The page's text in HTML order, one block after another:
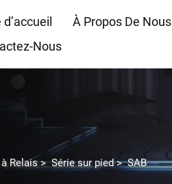
À Propos De Nous
Nous
Relais>Série sur pied>SAB